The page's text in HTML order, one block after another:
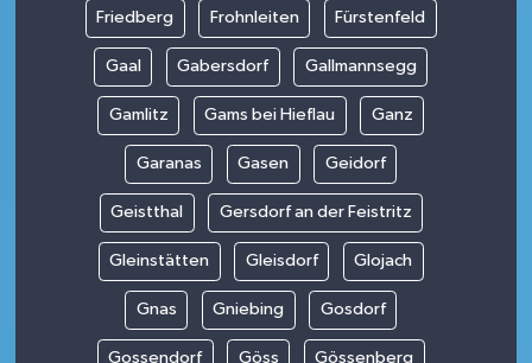
Friedberg Frohnleiten Fürstenfeld
Gaal Gabersdorf Gallmannsegg
Gamlitz Gams bei Hieflau Ganz
Garanas Gasen Geidorf
Geistthal Gersdorf an der Feistritz
Gleinstätten Gleisdorf Glojach
Gnas Gniebing Gosdorf
Gossendorf Göss Gössenberg